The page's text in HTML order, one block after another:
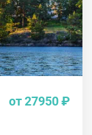
от 27950 ₽